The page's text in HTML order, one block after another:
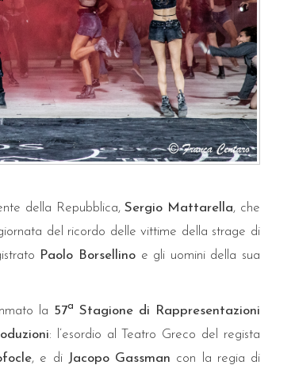
della Repubblica,Sergio Mattarella, che
del ricordo delle vittime della strage di
Paolo Borsellinoe gli uomini della sua
la 57a
Stagione di Rappresentazioni
: l’esordio al Teatro Greco del regista
, e di Jacopo Gassman con la regia di